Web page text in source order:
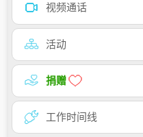
视频通话
活动
捐赠
工作时间线